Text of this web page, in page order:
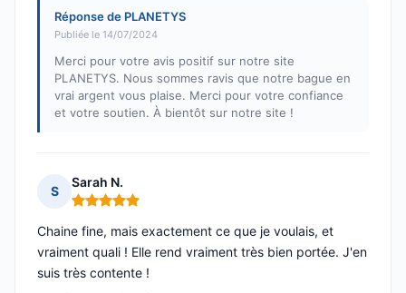
Réponse de PLANETYS
Publiée le 14/07/2024
Merci pour votre avis positif sur notre site
PLANETYS. Nous sommes ravis que notre bague en
vrai argent vous plaise. Merci pour votre confiance
et votre soutien. À bientôt sur notre site !
S
Sarah N.
Note : 5 sur 5
Chaine fine, mais exactement ce que je voulais, et
vraiment quali ! Elle rend vraiment très bien portée. J'en
suis très contente !